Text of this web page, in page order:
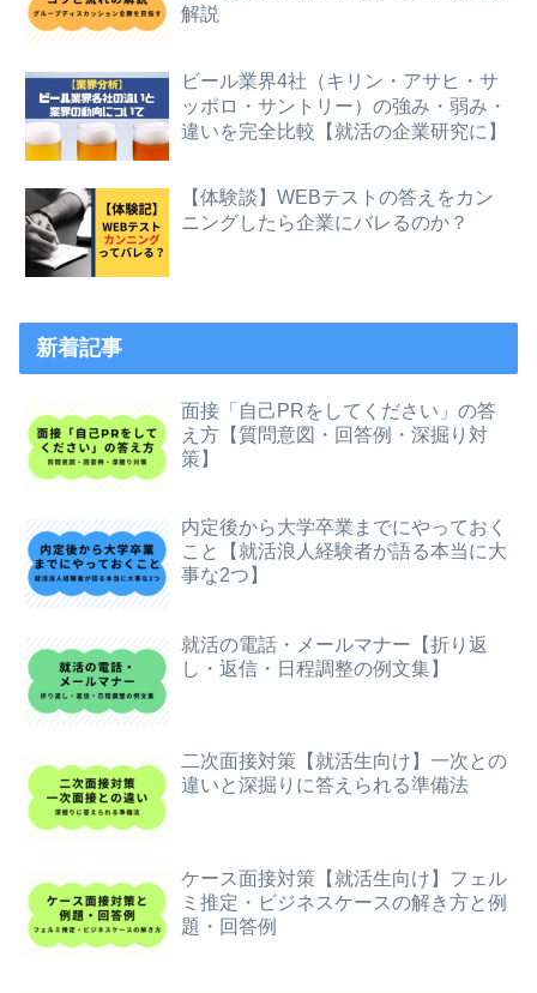
解説
ビール業界4社（キリン・アサヒ・サ
ッポロ・サントリー）の強み・弱み・
違いを完全比較【就活の企業研究に】
【体験談】WEBテストの答えをカン
ニングしたら企業にバレるのか？
新着記事
面接「自己PRをしてください」の答
え方【質問意図・回答例・深掘り対
策】
内定後から大学卒業までにやっておく
こと【就活浪人経験者が語る本当に大
事な2つ】
就活の電話・メールマナー【折り返
し・返信・日程調整の例文集】
二次面接対策【就活生向け】一次との
違いと深掘りに答えられる準備法
ケース面接対策【就活生向け】フェル
ミ推定・ビジネスケースの解き方と例
題・回答例